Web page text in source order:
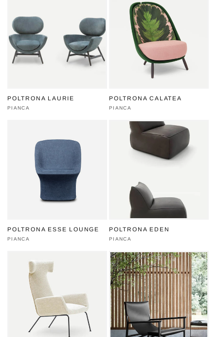
POLTRONA LAURIE
Produttore:
PIANCA
POLTRONA CALATEA
Produttore:
PIANCA
POLTRONA ESSE LOUNGE
Produttore:
PIANCA
POLTRONA EDEN
Produttore:
PIANCA